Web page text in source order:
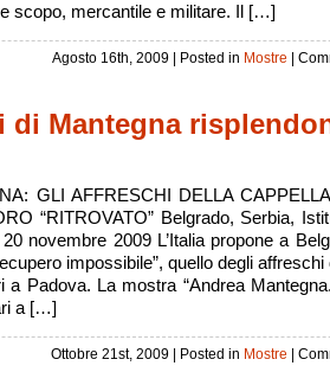
scopo, mercantile e militare. Il […]
Agosto 16th, 2009 | Posted in Mostre
di Mantegna
GLI AFFRESCHI DELLA
“RITROVATO” Belgrado, Serbia,
novembre 2009 L’Italia propone a
impossibile”, quello degli
a Padova. La mostra “Andrea
a […]
Ottobre 21st, 2009 | Posted in Mostre